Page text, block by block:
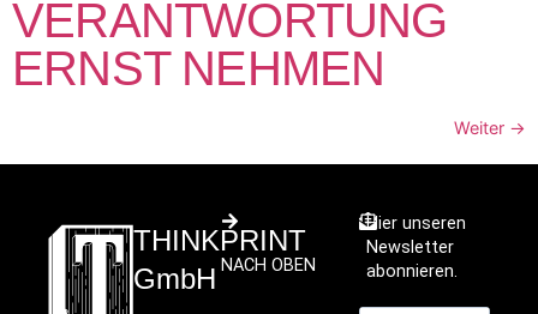
VERANTWORTUNG
ERNST NEHMEN
Weiter →
THINKPRINT
GmbH NACH OBEN
Hier unseren
Newsletter
abonnieren.